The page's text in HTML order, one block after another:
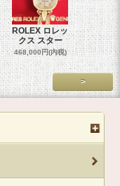
ROLEX ロレッ
クス スター
468,000円(内税)
ROLEX
クス
458,000円
>